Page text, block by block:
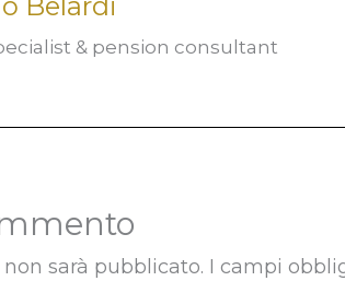
& pension consultant
sarà pubblicato. I campi